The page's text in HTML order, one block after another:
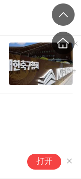
打开